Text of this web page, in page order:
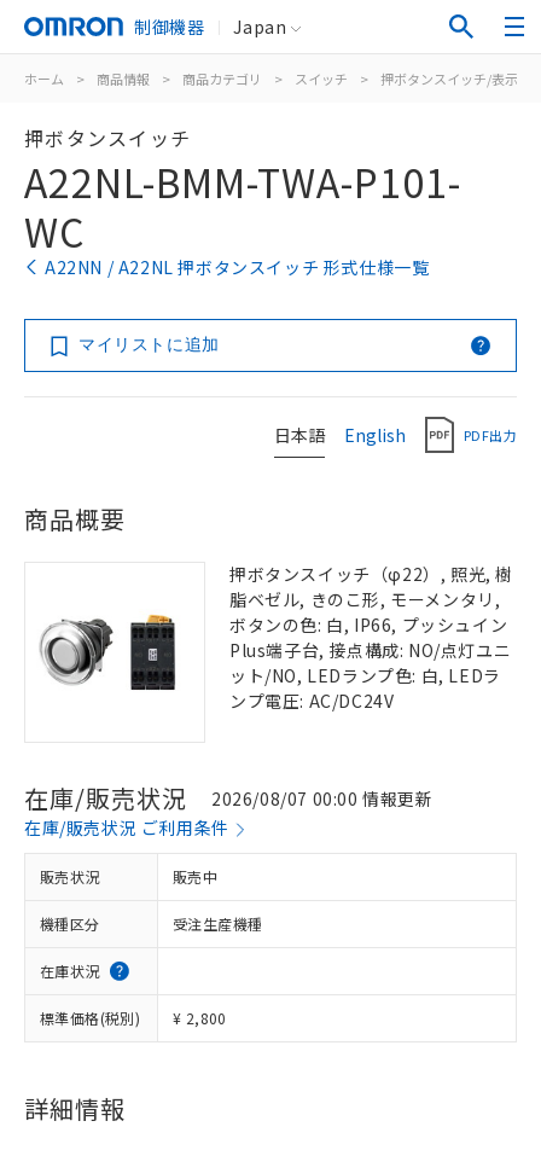
制御機器 Japan
ホーム > 商品情報 > 商品カテゴリ > スイッチ > 押ボタンスイッチ/表示灯
押ボタンスイッチ
A22NL-BMM-TWA-P101-
WC
A22NN / A22NL 押ボタンスイッチ 形式仕様一覧
マイリストに追加
日本語 English PDF出力
商品概要
押ボタンスイッチ（φ22）, 照光, 樹
脂ベゼル, きのこ形, モーメンタリ,
ボタンの色: 白, IP66, プッシュイン
Plus端子台, 接点構成: NO/点灯ユニ
ット/NO, LEDランプ色: 白, LEDラ
ンプ電圧: AC/DC24V
在庫/販売状況
2026/08/07 00:00 情報更新
在庫/販売状況 ご利用条件
販売状況 販売中
機種区分 受注生産機種
在庫状況
標準価格(税別) ¥ 2,800
詳細情報